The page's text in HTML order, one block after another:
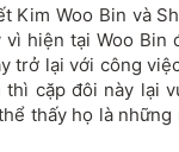
Kim Woo Bin và
hiện tại Woo Bin
trở lại với công
cặp đôi này lại
thấy họ là